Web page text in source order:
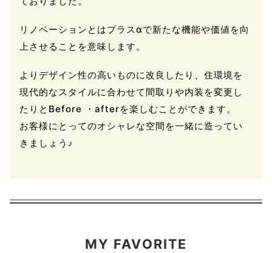
リノベーションとはプラスαで新たな機能や価値を向
上させることを意味します。
よりデザイン性の高いものに改良したり、住環境を
現代的なスタイルに合わせて間取りや内装を変更し
たりとBefore ・afterを楽しむことができます。
お客様にとってのオシャレな空間を一緒に造ってい
きましょう♪
MY FAVORITE